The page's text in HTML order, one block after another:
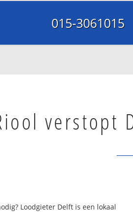
015-3061015
verstopt
Loodgieter Delft is een lokaal